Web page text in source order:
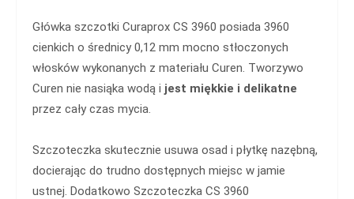
Główka szczotki Curaprox CS 3960 posiada 3960
cienkich o średnicy 0,12 mm mocno stłoczonych
włosków wykonanych z materiału Curen. Tworzywo
Curen nie nasiąka wodą i jest miękkie i delikatne
przez cały czas mycia.
Szczoteczka skutecznie usuwa osad i płytkę nazębną,
docierając do trudno dostępnych miejsc w jamie
ustnej. Dodatkowo Szczoteczka CS 3960